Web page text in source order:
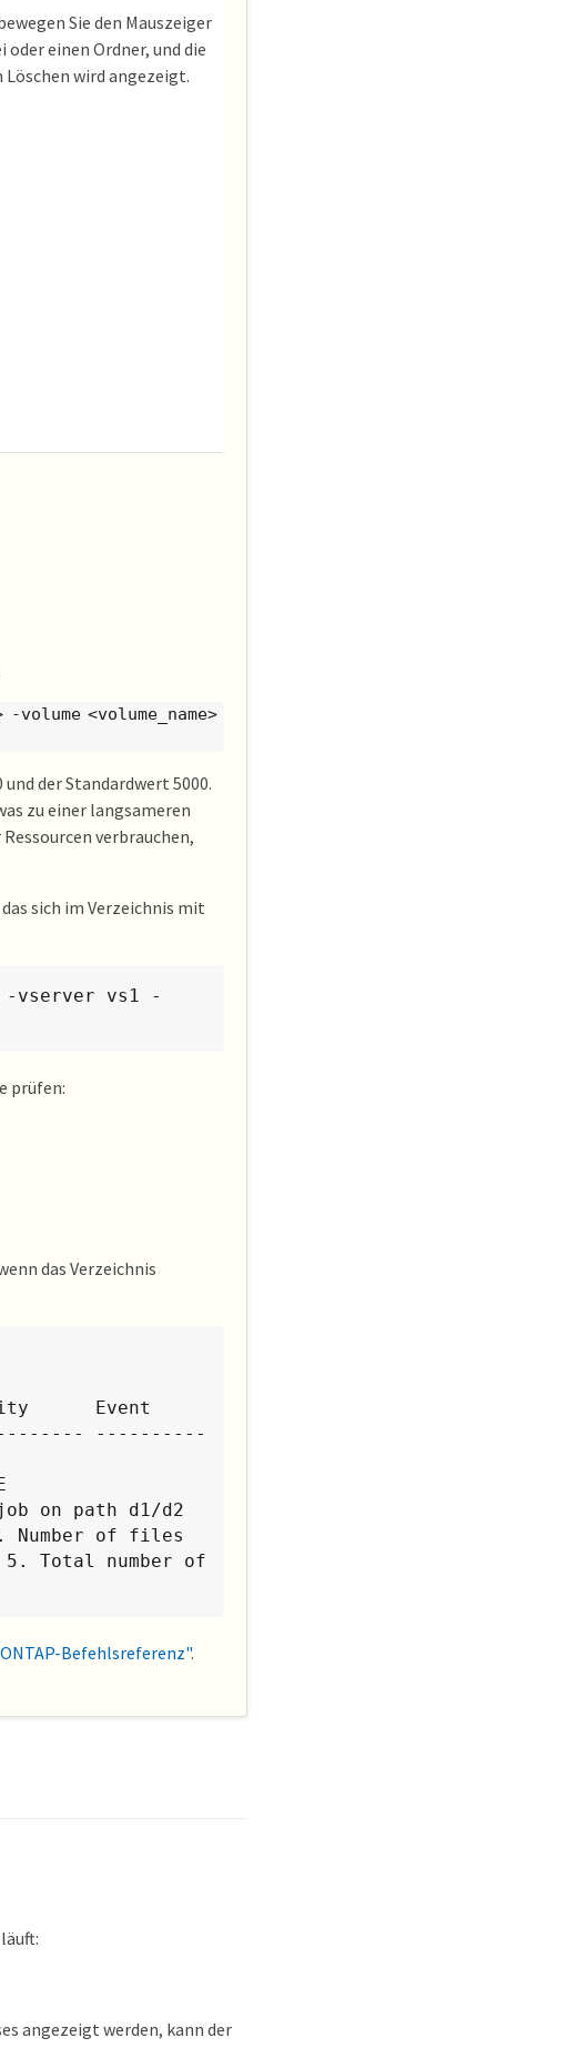
Sie den Mauszeiger
oder einen Ordner, und die
wird angezeigt.
<volume_name>
der Standardwert 5000.
zu einer langsameren
verbrauchen,
sich im Verzeichnis mit
vserver vs1 -
prüfen:
das Verzeichnis
Event
----------
on path d1/d2
Number of files
Total number of
Befehlsreferenz".
angezeigt werden, kann der